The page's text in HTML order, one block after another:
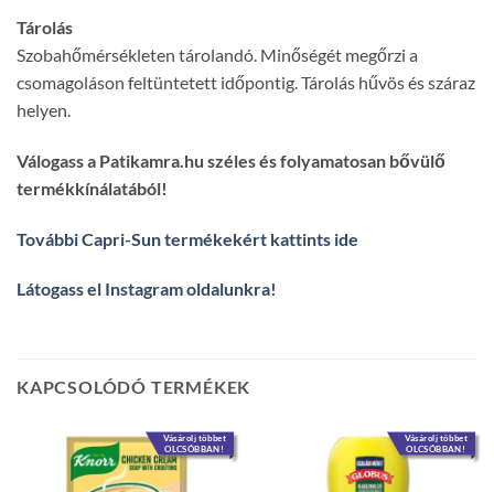
Tárolás
Szobahőmérsékleten tárolandó. Minőségét megőrzi a
csomagoláson feltüntetett időpontig. Tárolás hűvös és száraz
helyen.
Válogass a Patikamra.hu széles és folyamatosan bővülő
termékkínálatából!
További Capri-Sun termékekért kattints ide
Látogass el Instagram oldalunkra!
KAPCSOLÓDÓ TERMÉKEK
Vásárolj többet
OLCSÓBBAN!
Vásárolj többet
OLCSÓBBAN!